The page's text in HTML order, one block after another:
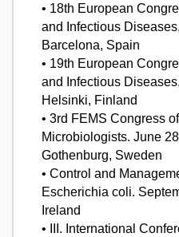
• 18th European
and Infectious
Barcelona, Spain
• 19th European
and Infectious
Helsinki, Finland
• 3rd FEMS Congress
Microbiologists. June
Gothenburg, Sweden
• Control and
Escherichia coli.
Ireland
• III. International